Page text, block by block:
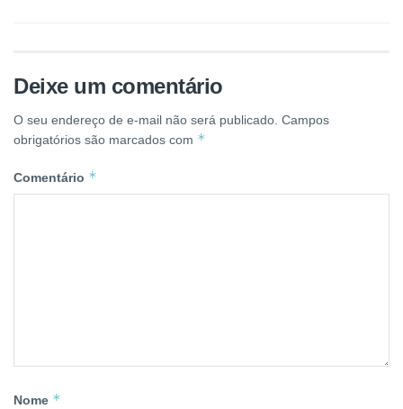
Deixe um comentário
O seu endereço de e-mail não será publicado. Campos
obrigatórios são marcados com *
Comentário *
Nome *